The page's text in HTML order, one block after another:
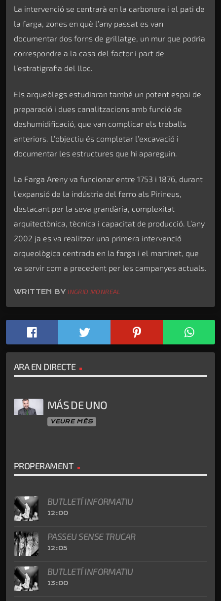
La intervenció se centrarà en la carbonera i el pati de
la farga, zones en què l’any passat es van
documentar dos forns de grillatge, un mur que podria
correspondre a la casa del factor i part de
l’estratigrafia del lloc.
Els arqueòlegs estudiaran també un potent espai de
preparació i dues canalitzacions amb funció de
deshumidificació, que van complicar els treballs
anteriors. L’objectiu és completar l’excavació i
documentar les estructures que hi apareguin.
La Farga Areny va funcionar entre 1753 i 1876, durant
l’expansió de la indústria del ferro als Pirineus,
destacant per la seva grandària, complexitat
arquitectònica, tècnica i capacitat de producció. L’any
2002 ja es va realitzar una primera intervenció
arqueològica centrada en la farga i el martinet, que
va servir com a precedent per les campanyes actuals.
WRITTEN BYINGRID MONREAL
ARA EN DIRECTE
MÁS DE UNO
VEURE MÉS
PROPERAMENT
BUTLLETÍ INFORMATIU
12:00
PASSEU SENSE TRUCAR
12:05
BUTLLETÍ INFORMATIU
13:00